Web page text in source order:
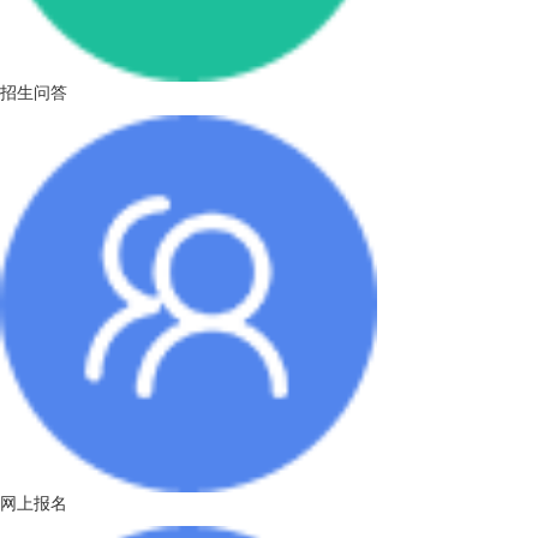
招生问答
网上报名